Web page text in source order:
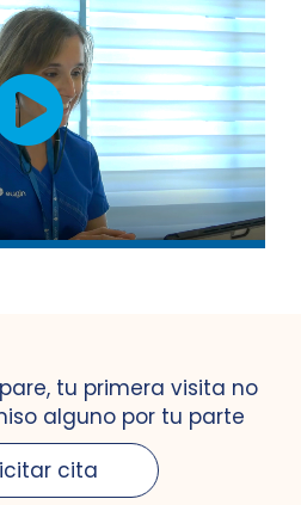
tu primera visita no
alguno por tu parte
cita